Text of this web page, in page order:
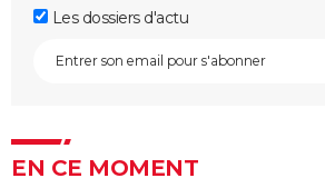
Les dossiers d'actu
EN CE MOMENT